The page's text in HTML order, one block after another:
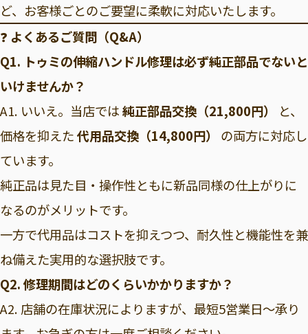
ど、お客様ごとのご要望に柔軟に対応いたします。
❓ よくあるご質問（Q&A）
Q1. トゥミの伸縮ハンドル修理は必ず純正部品でないと
いけませんか？
A1. いいえ。当店では純正部品交換（21,800円）
と、
価格を抑えた代用品交換（14,800円）
の両方に対応し
ています。
純正品は見た目・操作性ともに新品同様の仕上がりに
なるのがメリットです。
一方で代用品はコストを抑えつつ、耐久性と機能性を兼
ね備えた実用的な選択肢です。
Q2. 修理期間はどのくらいかかりますか？
A2. 店舗の在庫状況によりますが、最短5営業日～承り